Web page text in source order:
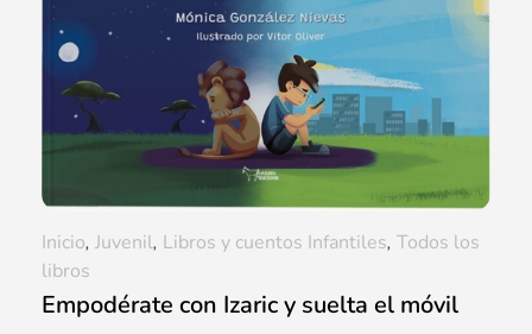
Empodérate con Izaric y suelta el móvil
Inicio, Juvenil, Libros y cuentos Infantiles, Todos los
libros